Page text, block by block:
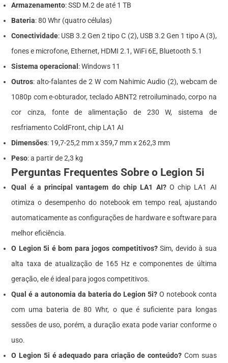
Armazenamento: SSD M.2 de até 1 TB
Bateria: 80 Whr (quatro células)
Conectividade: USB 3.2 Gen 2 tipo C (2), USB 3.2 Gen 1 tipo A (3),
fones e microfone, Ethernet, HDMI 2.1, WiFi 6E, Bluetooth 5.1
Sistema operacional: Windows 11
Outros: alto-falantes de 2 W com Nahimic Audio (2), webcam de
1080p com e-obturador, teclado ABNT2 retroiluminado, corpo na
cor cinza, fonte de alimentação de 230 W, sistema de
resfriamento ColdFront, chip LA1 AI
Dimensões: 19,7-25,2 mm x 359,7 mm x 262,3 mm
Peso: a partir de 2,3 kg
Perguntas Frequentes Sobre o Legion 5i
Qual é a principal vantagem do chip LA1 AI?O chip LA1 AI
otimiza o desempenho do notebook em tempo real, ajustando
automaticamente as configurações de hardware e software para
melhor eficiência.
O Legion 5i é bom para jogos competitivos?Sim, devido à sua
alta taxa de atualização de 165 Hz e componentes de última
geração, ele é ideal para jogos competitivos.
Qual é a autonomia da bateria do Legion 5i? O notebook conta
com uma bateria de 80 Whr, o que é suficiente para longas
sessões de uso, porém, a duração exata pode variar conforme o
uso.
O Legion 5i é adequado para criação de conteúdo? Com suas